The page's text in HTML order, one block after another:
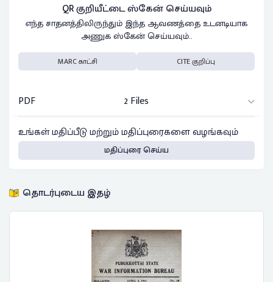
QR குறியீட்டை ஸ்கேன் செய்யவும்
எந்த சாதனத்திலிருந்தும் இந்த ஆவணத்தை உடனடியாக
அணுக ஸ்கேன் செய்யவும்..
MARC காட்சி CITE குறிப்பு
PDF
2 Files
உங்கள் மதிப்பீடு மற்றும் மதிப்புரைகளை வழங்கவும்
மதிப்புரை செய்ய
தொடர்புடைய இதழ்